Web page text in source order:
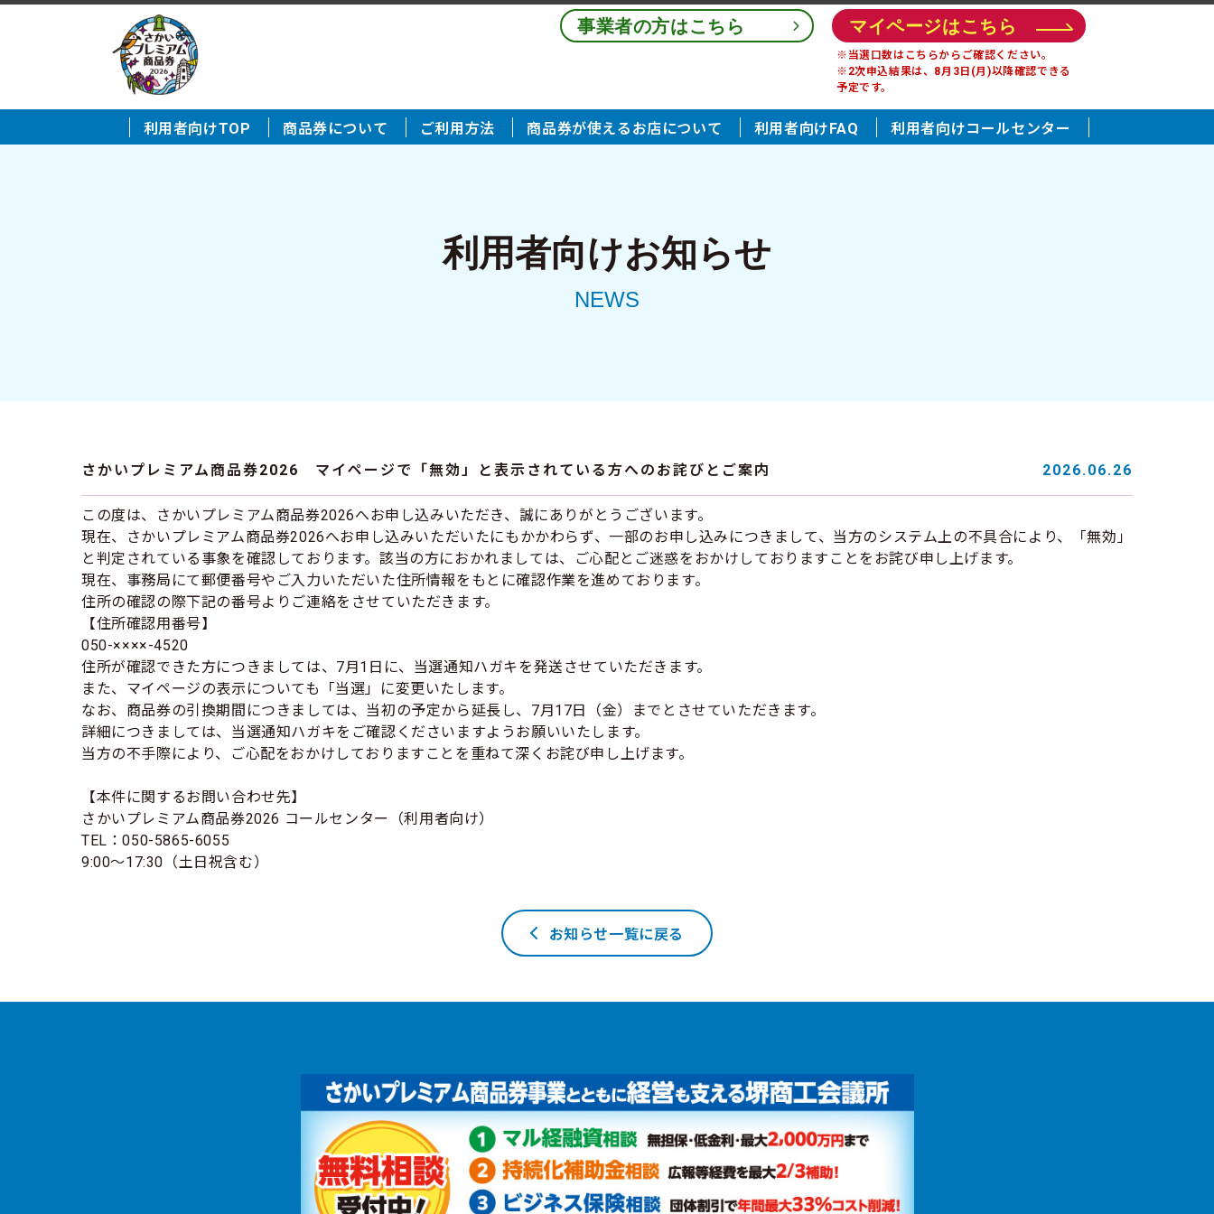
事業者の方はこちら マイページはこちら
※当選口数はこちらからご確認ください。
※2次申込結果は、8月3日(月)以降確認できる
予定です。
利用者向けTOP 商品券について ご利用方法 商品券が使えるお店について 利用者向けFAQ 利用者向けコールセンター
利用者向けお知らせ
NEWS
さかいプレミアム商品券2026 マイページで「無効」と表示されている方へのお詫びとご案内 2026.06.26
この度は、さかいプレミアム商品券2026へお申し込みいただき、誠にありがとうございます。
現在、さかいプレミアム商品券2026へお申し込みいただいたにもかかわらず、一部のお申し込みにつきまして、当方のシステム上の不具合により、「無効」
と判定されている事象を確認しております。該当の方におかれましては、ご心配とご迷惑をおかけしておりますことをお詫び申し上げます。
現在、事務局にて郵便番号やご入力いただいた住所情報をもとに確認作業を進めております。
住所の確認の際下記の番号よりご連絡をさせていただきます。
【住所確認用番号】
050-××××-4520
住所が確認できた方につきましては、7月1日に、当選通知ハガキを発送させていただきます。
また、マイページの表示についても「当選」に変更いたします。
なお、商品券の引換期間につきましては、当初の予定から延長し、7月17日（金）までとさせていただきます。
詳細につきましては、当選通知ハガキをご確認くださいますようお願いいたします。
当方の不手際により、ご心配をおかけしておりますことを重ねて深くお詫び申し上げます。
【本件に関するお問い合わせ先】
さかいプレミアム商品券2026 コールセンター（利用者向け）
TEL：050-5865-6055
9:00～17:30（土日祝含む）
お知らせ一覧に戻る